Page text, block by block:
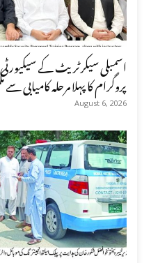
اسمبلی سیکرٹریٹ کے
پروگرام کا پہلا مرحلہ کامیابی
August 6, 2026